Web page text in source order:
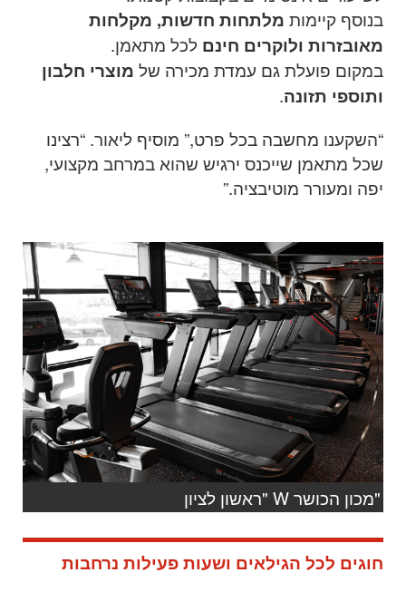
בנוסף קיימות מלתחות חדשות, מקלחות
מאובזרות ולוקרים חינם לכל מתאמן.
במקום פועלת גם עמדת מכירה של מוצרי חלבון
ותוספי תזונה.
“השקענו מחשבה בכל פרט,” מוסיף ליאור. “רצינו
שכל מתאמן שייכנס ירגיש שהוא במרחב מקצועי,
יפה ומעורר מוטיבציה.”
"מכון הכושר W "ראשון לציון
חוגים לכל הגילאים ושעות פעילות נרחבות